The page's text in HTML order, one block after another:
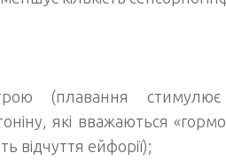
(плавання
які вважаються
відчуття ейфорії);